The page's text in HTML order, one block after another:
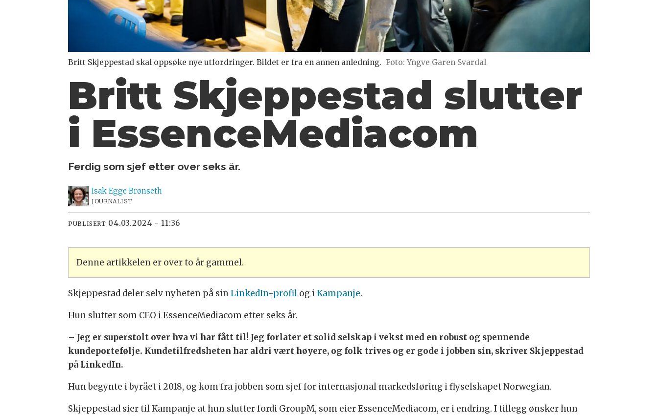
Britt Skjeppestad skal oppsøke nye utfordringer. Bildet er fra en annen anledning. Foto: Yngve Garen Svardal
Britt Skjeppestad slutter
i EssenceMediacom
Ferdig som sjef etter over seks år.
Isak Egge Brønseth
JOURNALIST
PUBLISERT 04.03.2024 - 11:36
Denne artikkelen er over to år gammel.
Skjeppestad deler selv nyheten på sinLinkedIn-profil og iKampanje.
Hun slutter som CEO i EssenceMediacom etter seks år.
– Jeg er superstolt over hva vi har fått til! Jeg forlater et solid selskap i vekst med en robust og spennende
kundeportefølje. Kundetilfredsheten har aldri vært høyere, og folk trives og er gode i jobben sin, skriver Skjeppestad
på LinkedIn.
Hun begynte i byrået i 2018, og kom fra jobben som sjef for internasjonal markedsføring i flyselskapet Norwegian.
Skjeppestad sier til Kampanje at hun slutter fordi GroupM, som eier EssenceMediacom, er i endring. I tillegg ønsker hun